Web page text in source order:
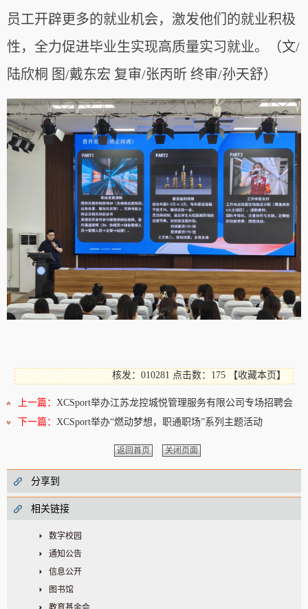
员工开辟更多的就业机会，激发他们的就业积极
性，全力促进毕业生实现高质量实习就业。（文/
陆欣桐 图/戴东宏 复审/张丙昕 终审/孙天舒）
核发：010281 点击数：175 【收藏本页 】
上一篇： XCSport举办江苏龙控城悦管理服务有限公司专场招聘会
下一篇： XCSport举办“燃动梦想，职通职场”系列主题活动
返回首页 关闭页面
分享到
相关链接
数字校园
通知公告
信息公开
图书馆